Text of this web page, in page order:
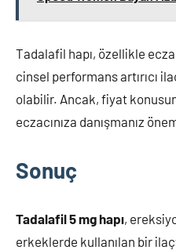
Tadalafil hapı, özellikle
cinsel performans artırıcı
olabilir. Ancak, fiyat
eczacınıza danışmanız
Sonuç
Tadalafil 5 mg hapı,
erkeklerde kullanılan bir